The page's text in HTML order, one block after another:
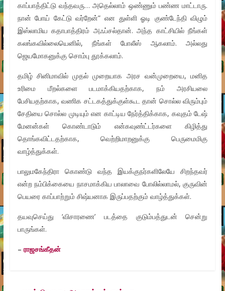
காப்பாத்திட்டு வந்தவரு… அதெல்லாம் ஒண்ணும் பண்ண மாட்டாரு.
நான் போய் கேட்டு வர்றேன்” என துள்ளி ஓடி குண்டேந்தி விழும்
இஸ்லாமிய கதாபாத்திரம் அஃப்சல்தான். அந்த காட்சியில் நீங்கள்
கலங்கவில்லையெனில், நீங்கள் போலீஸ் ஆகலாம். அல்லது
ஜெயமோகனுக்கு சொம்பு தூக்கலாம்.
தமிழ் சினிமாவில் முதல் முறையாக அரச வன்முறையை, மனித
உரிமை மீறல்களை படமாக்கியதற்காக, நம் அரசியலை
பேசியதற்காக, வணிக சட்டகத்துக்குள்கூட தான் சொல்ல விரும்பும்
சேதியை சொல்ல முடியும் என காட்டிய நேர்த்திக்காக, கவுதம் டேஷ்
மேனன்கள் கொண்டாடும் என்கவுண்ட்டர்களை கிழித்து
தொங்கவிட்டதற்காக, வெற்றிமாறனுக்கு பெருமைமிகு
வாழ்த்துக்கள்.
பாலுமகேந்திரா கொண்டு வந்த இயக்குநர்களிலேயே சிறந்தவர்
என்ற நம்பிக்கையை நாசமாக்கிய பாலாவை போலில்லாமல், குருவின்
பெயரை காப்பாற்றும் சிஷ்யனாக இருப்பதற்கும் வாழ்த்துக்கள்.
தயவுசெய்து ‘விசாரணை’ படத்தை குடும்பத்துடன் சென்று
பாருங்கள்.
– ராஜசங்கீதன்